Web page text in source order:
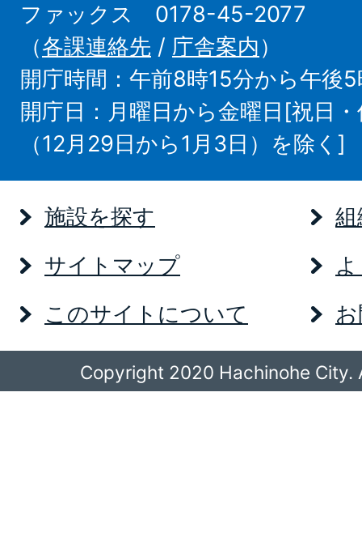
ファックス 0178-45-2077
（各課連絡先 / 庁舎案内）
開庁時間：午前8時15分から午後
開庁日：月曜日から金曜日[祝日
（12月29日から1月3日）を除く]
施設を探す
サイトマップ
このサイトについて
Copyright 2020 Hachinohe City.